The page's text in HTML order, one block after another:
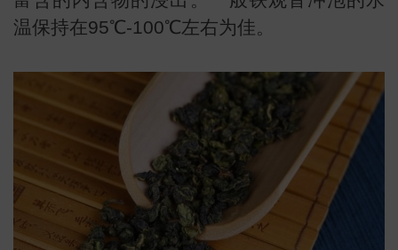
温保持在95℃-100℃左右为佳。